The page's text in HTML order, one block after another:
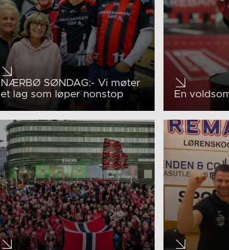
NÆRBØ SØNDAG:- Vi møter
et lag som løper nonstop
En